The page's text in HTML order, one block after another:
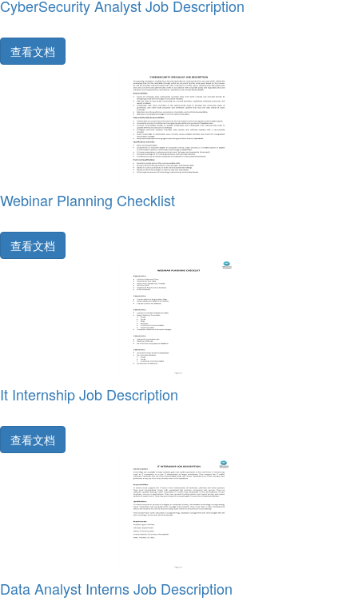
CyberSecurity Analyst Job Description
查看文档
Webinar Planning Checklist
查看文档
It Internship Job Description
查看文档
Data Analyst Interns Job Description